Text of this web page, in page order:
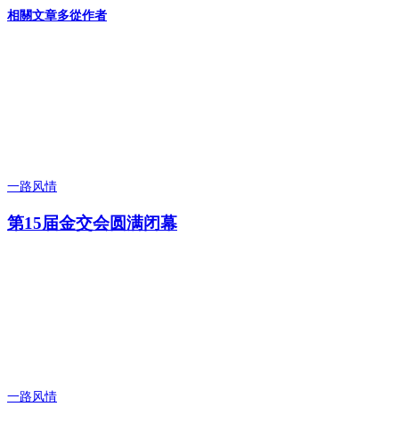
相關文章多從作者
一路风情
第15届金交会圆满闭幕
一路风情